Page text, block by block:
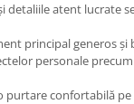
detaliile atent lucrate
principal generos și
personale
purtare confortabilă